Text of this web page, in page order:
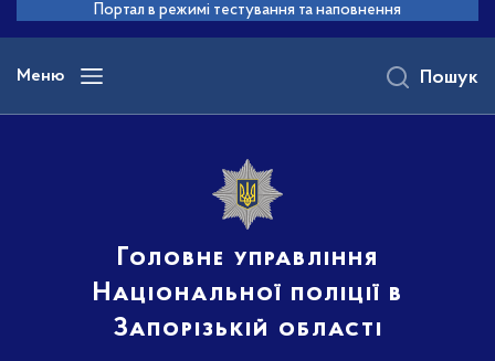
основного
вмісту
Портал в режимі тестування та наповнення
Меню
Головне управління
Національної поліції в
Запорізькій області
Пошук